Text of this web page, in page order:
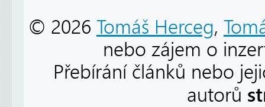
© 2026 Tomáš Herceg,
nebo zájem o
Přebírání článků nebo
autorů